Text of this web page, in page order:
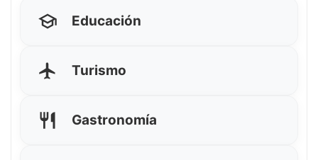
Educación
Turismo
Gastronomía